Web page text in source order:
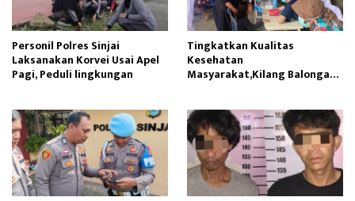
Personil Polres Sinjai
Laksanakan Korvei Usai Apel
Pagi, Peduli lingkungan
Tingkatkan Kualitas
Kesehatan
Masyarakat,Kilang Balongan